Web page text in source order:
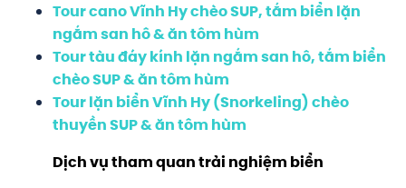
Tour cano Vĩnh Hy chèo SUP, tắm biển lặn
ngắm san hô & ăn tôm hùm
Tour tàu đáy kính lặn ngắm san hô, tắm biển
chèo SUP & ăn tôm hùm
Tour lặn biển Vĩnh Hy (Snorkeling) chèo
thuyền SUP & ăn tôm hùm
Dịch vụ tham quan trải nghiệm biển